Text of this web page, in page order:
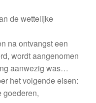
de wettelijke
na ontvangst een
wordt aangenomen
aanwezig was…
het volgende eisen:
goederen,